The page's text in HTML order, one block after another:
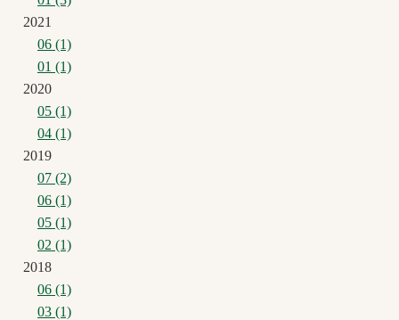
2021
06 (1)
01 (1)
2020
05 (1)
04 (1)
2019
07 (2)
06 (1)
05 (1)
02 (1)
2018
06 (1)
03 (1)